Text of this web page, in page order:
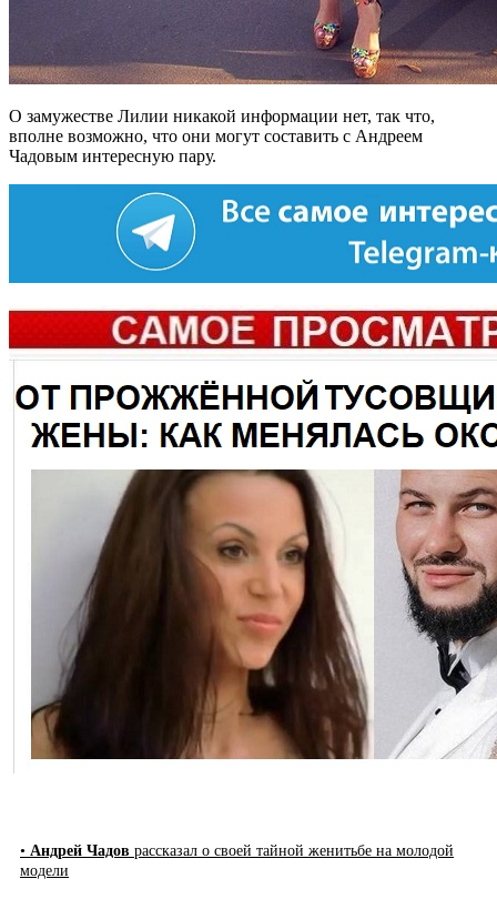
О замужестве Лилии никакой информации нет, так что,
вполне возможно, что они могут составить с Андреем
Чадовым интересную пару.
• Андрей Чадов рассказал о своей тайной женитьбе на молодой
модели